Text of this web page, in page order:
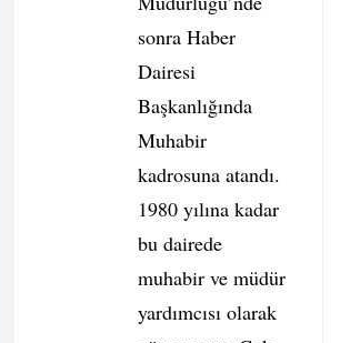
sonra Haber
Dairesi
Başkanlığında
Muhabir
kadrosuna atandı.
1980 yılına kadar
bu dairede
muhabir ve müdür
yardımcısı olarak